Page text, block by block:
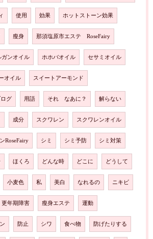
使用 効果 ホットストーン効果
瘦身 那須塩原市エステ RoseFairy
ガンオイル ホホバオイル セサミオイル
オイル スイートアーモンド
ログ 用語 それ なあに？ 解らない
成分 スクワレン スクワレンオイル
RoseFairy シミ シミ予防 シミ対策
ほくろ どんな時 どこに どうして
小麦色 私 美白 なれるの ニキビ
更年期障害 瘦身エステ 運動
防止 シワ 食べ物 防げたりする